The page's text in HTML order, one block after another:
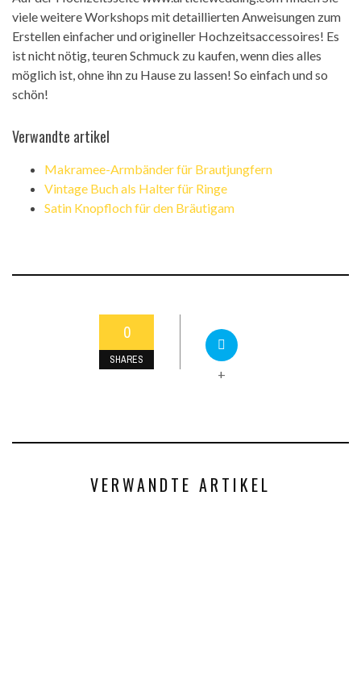
viele weitere Workshops mit detaillierten Anweisungen zum
Erstellen einfacher und origineller Hochzeitsaccessoires! Es
ist nicht nötig, teuren Schmuck zu kaufen, wenn dies alles
möglich ist, ohne ihn zu Hause zu lassen! So einfach und so
schön!
Verwandte artikel
Makramee-Armbänder für Brautjungfern
Vintage Buch als Halter für Ringe
Satin Knopfloch für den Bräutigam
0
SHARES
+
VERWANDTE ARTIKEL